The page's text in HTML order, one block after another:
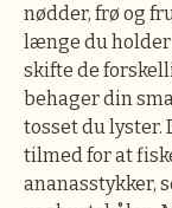
nødder, frø og
længe du
skifte de
behager din
tosset du lyster.
tilmed for at
ananasstykker,